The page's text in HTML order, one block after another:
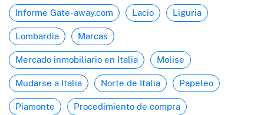
Informe Gate-away.com Lacio Liguria
Lombardìa Marcas
Mercado inmobiliario en Italia Molise
Mudarse a Italia Norte de Italia Papeleo
Piamonte Procedimiento de compra